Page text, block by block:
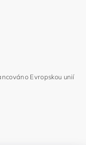
Evropskou unií